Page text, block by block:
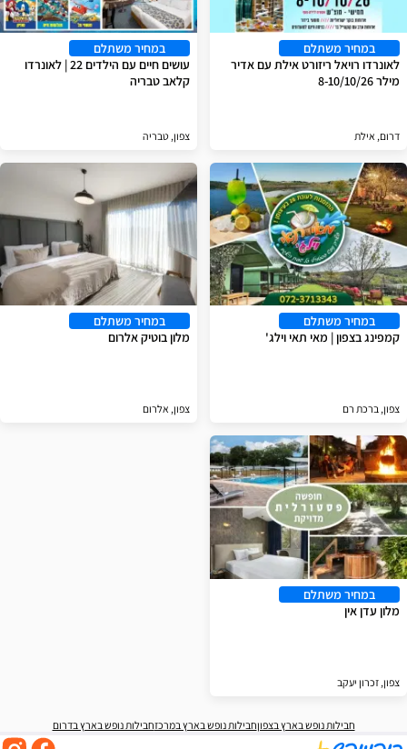
במחיר משתלם
לאונרדו רויאל ריזורט אילת עם אדיר
מילר 8-10/10/26
דרום, אילת
במחיר משתלם
עושים חיים עם הילדים 22 | לאונרדו
קלאב טבריה
צפון, טבריה
במחיר משתלם
קמפינג בצפון | מאי תאי וילג'
צפון, ברכת רם
במחיר משתלם
מלון בוטיק אלרום
צפון, אלרום
במחיר משתלם
מלון עדן אין
צפון, זכרון יעקב
חבילות נופש בארץ בצפוןחבילות נופש בארץ במרכזחבילות נופש בארץ בדרום